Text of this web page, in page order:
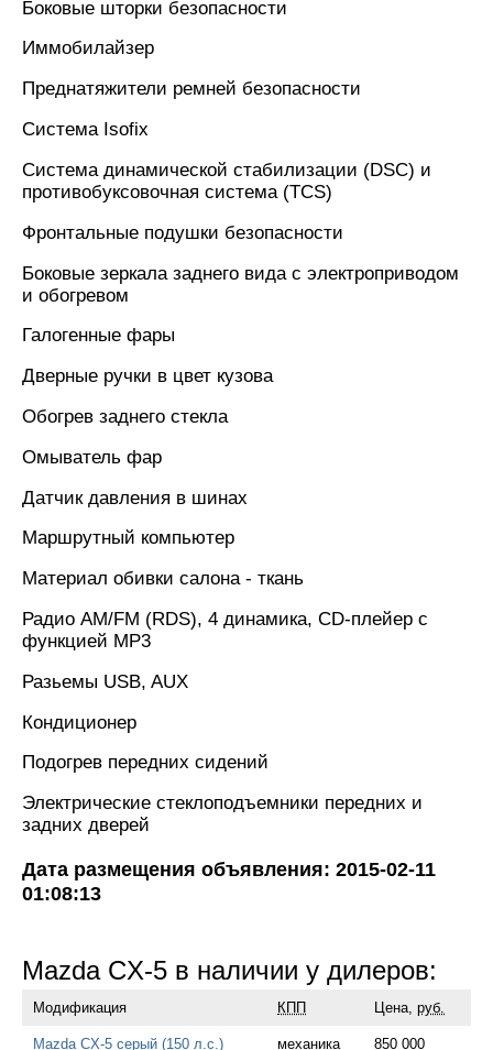
Боковые шторки безопасности
Иммобилайзер
Преднатяжители ремней безопасности
Система Isofix
Система динамической стабилизации (DSC) и
противобуксовочная система (TCS)
Фронтальные подушки безопасности
Боковые зеркала заднего вида с электроприводом
и обогревом
Галогенные фары
Дверные ручки в цвет кузова
Обогрев заднего стекла
Омыватель фар
Датчик давления в шинах
Маршрутный компьютер
Материал обивки салона - ткань
Радио AM/FM (RDS), 4 динамика, CD-плейер с
функцией MP3
Разьемы USB, AUX
Кондиционер
Подогрев передних сидений
Электрические стеклоподъемники передних и
задних дверей
Дата размещения объявления: 2015-02-11
01:08:13
Mazda CX-5 в наличии у дилеров:
Модификация КПП Цена, руб.
Mazda CX-5 серый (150 л.с.) механика 850 000